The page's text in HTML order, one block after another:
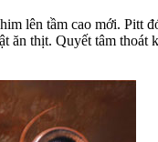
lên tầm cao mới. Pitt
thịt. Quyết tâm